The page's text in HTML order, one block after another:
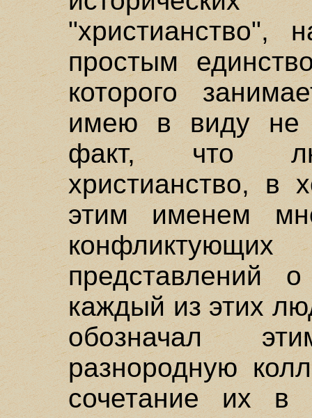
"христианство",
простым
которого
имею в виду не
факт, что
христианство, в
этим именем
каждый из этих
обозначал
разнородную
сочетание их в